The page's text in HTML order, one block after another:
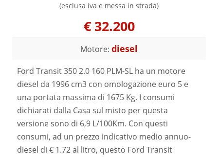
(esclusa iva e messa in strada)
€ 32.200
Motore: diesel
Ford Transit 350 2.0 160 PLM-SL ha un motore
diesel da 1996 cm3 con omologazione euro 5 e
una portata massima di 1675 Kg. I consumi
dichiarati dalla Casa sul misto per questa
versione sono di 6,9 L/100Km. Con questi
consumi, ad un prezzo indicativo medio annuo-
diesel di € 1.72 al litro, questo Ford Transit